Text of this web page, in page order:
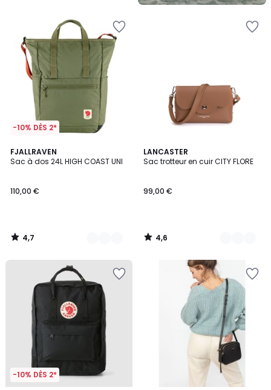
-10% DÈS 2*
FJALLRAVEN
Sac à dos 24L HIGH COAST UNI
110,00 €
4,7
/ 5
5
Couleurs
4,7
/
LANCASTER
Sac trotteur en cuir CITY FLORE
99,00 €
4,6
/ 5
2
Couleurs
4,6
/
-10% DÈS 2*